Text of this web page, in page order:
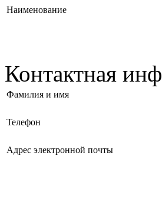
Наименование
Контактная
Фамилия и имя
Телефон
Адрес электронной почты